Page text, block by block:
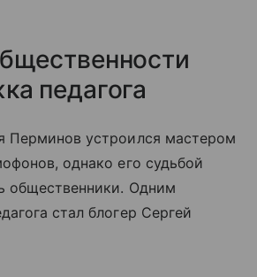
педагога
Перминов устроился мастером
однако его судьбой
общественники. Одним
стал блогер Сергей